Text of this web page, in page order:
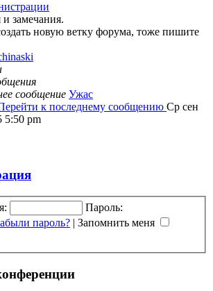
замечания.
новую ветку форума, тоже пишите
сообщение Ужас
к последнему сообщению Ср сен
5:50 pm
Пароль:
пароль? | Запомнить меня